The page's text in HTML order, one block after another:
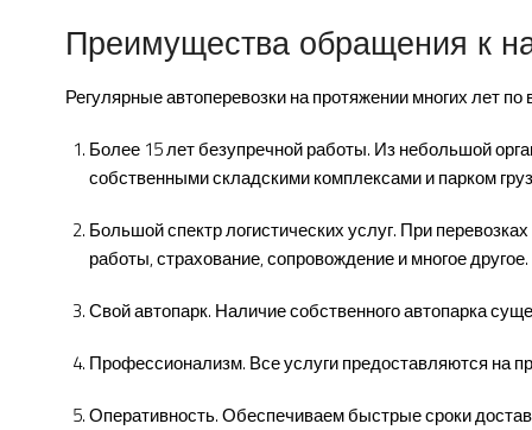
Преимущества обращения к
Регулярные автоперевозки на протяжении многих лет
Более 15 лет безупречной работы. Из небольшой
собственными складскими комплексами и парком
Большой спектр логистических услуг. При
работы, страхование, сопровождение и многое другое.
Свой автопарк. Наличие собственного автопарка
Профессионализм. Все услуги предоставляются на
Оперативность. Обеспечиваем быстрые сроки